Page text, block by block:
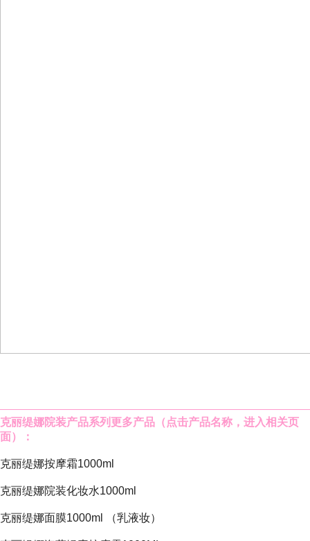
克丽缇娜院装产品系列 更多产品（点击产品名称，进入相关页
面）：
克丽缇娜按摩霜1000ml
克丽缇娜院装化妆水1000ml
克丽缇娜面膜1000ml （乳液妆）